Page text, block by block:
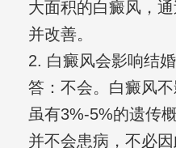
大面积的白癜风，
并改善。
2. 白癜风会影响结
答：不会。白癜风
虽有3%-5%的遗传
并不会患病，不必